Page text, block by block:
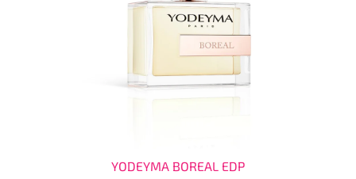
YODEYMA BOREAL EDP